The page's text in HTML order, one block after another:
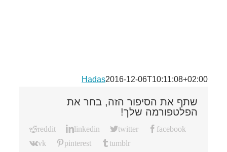
Hadas2016-12-06T10:11:08+02:00
שתף את הסיפור הזה, בחר את
הפלטפורמה שלך!
facebook
twitter
linkedin
reddit
tumblr
pinterest
vk